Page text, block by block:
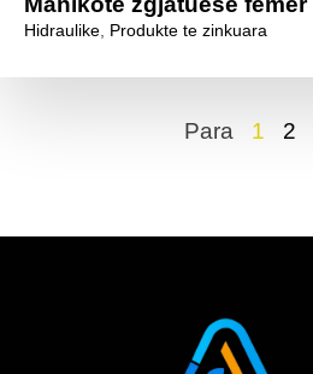
Hidraulike Produkte te zinkuara
Para 1 2